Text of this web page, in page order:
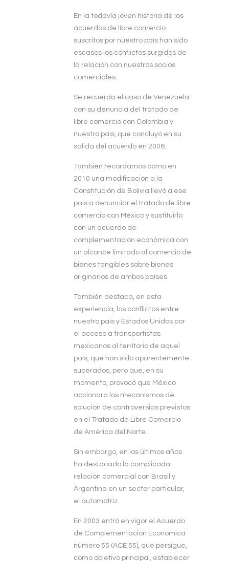
En la todavía joven historia de los
acuerdos de libre comercio
suscritos por nuestro país han sido
escasos los conflictos surgidos de
la relación con nuestros socios
comerciales.
Se recuerda el caso de Venezuela
con su denuncia del tratado de
libre comercio con Colombia y
nuestro país, que concluyó en su
salida del acuerdo en 2006.
También recordamos cómo en
2010 una modificación a la
Constitución de Bolivia llevó a ese
país a denunciar el tratado de libre
comercio con México y sustituirlo
con un acuerdo de
complementación económica con
un alcance limitado al comercio de
bienes tangibles sobre bienes
originarios de ambos países.
También destaca, en esta
experiencia, los conflictos entre
nuestro país y Estados Unidos por
el acceso a transportistas
mexicanos al territorio de aquel
país, que han sido aparentemente
superados, pero que, en su
momento, provocó que México
accionara los mecanismos de
solución de controversias previstos
en el Tratado de Libre Comercio
de América del Norte.
Sin embargo, en los últimos años
ha destacado la complicada
relación comercial con Brasil y
Argentina en un sector particular,
el automotriz.
En 2003 entró en vigor el Acuerdo
de Complementación Económica
número 55 (ACE 55), que persigue,
como objetivo principal, establecer